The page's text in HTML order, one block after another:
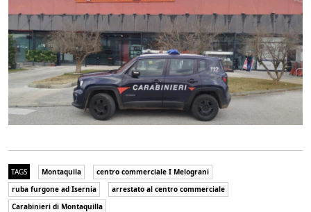
TAGS Montaquila
centro commerciale I Melograni
ruba furgone ad Isernia
arrestato al centro commerciale
Carabinieri di Montaquilla